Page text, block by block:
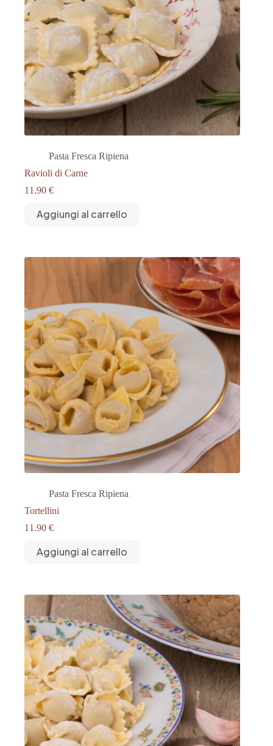
Pasta Fresca Ripiena
Ravioli di Carne
11.90 €
Aggiungi al carrello
Pasta Fresca Ripiena
Tortellini
11.90 €
Aggiungi al carrello